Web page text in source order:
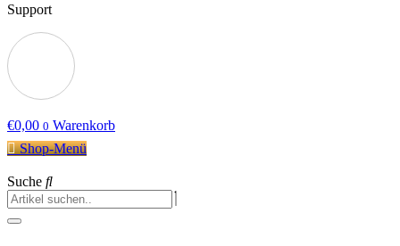
Support
€0,00 0 Warenkorb
Shop-Menü
Suche